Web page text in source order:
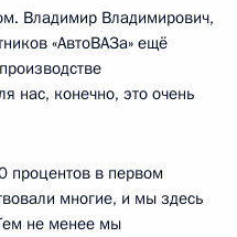
Владимир Владимирович,
«АвтоВАЗа» ещё
нас, конечно, это очень
процентов в первом
многие, и мы здесь
не менее мы